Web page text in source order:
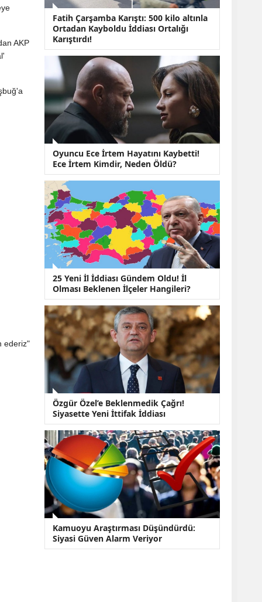
AKP
ederiz"
Temmuz 2026 Maaş
Zammı Netleşiyor!
Memur, Emekli ve
Yeni Oranlar
KOSGEB’den
KOBİ’lere Dev
Finansman Hamlesi:
36 Ay Vadeli 30
Milyon TL Destek
Emekli Maaşlarında
Temmuz Hesabı:
Zam Oranı ve Taban
Aylık İçin Yeni
Senaryolar
Fatih Çarşamba Karıştı: 500 kilo altınla
Ortadan Kayboldu İddiası Ortalığı
Karıştırdı!
Oyuncu Ece İrtem Hayatını Kaybetti!
Ece İrtem Kimdir, Neden Öldü?
25 Yeni İl İddiası Gündem Oldu! İl
Olması Beklenen İlçeler Hangileri?
Özgür Özel’e Beklenmedik Çağrı!
Siyasette Yeni İttifak İddiası
Kamuoyu Araştırması Düşündürdü:
Siyasi Güven Alarm Veriyor